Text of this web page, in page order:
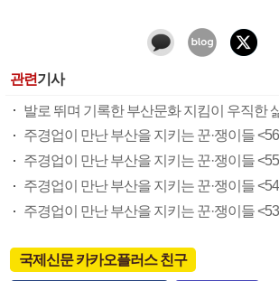
관련기사
발로 뛰며 기록한 부산문화 지킴이 우직한
국제신문 카카오플러스 친구